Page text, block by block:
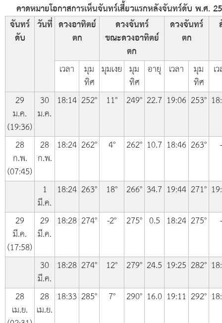
คาดหมายโอกาสการเห็นจันทร์เสี้ยวแรกหลังจันทร์ดับ พ.ศ.
จันทร์
ดับ
วันที่ ดวงอาทิตย์
ตก
ดวงจันทร์
ขณะดวงอาทิตย์
ตก
ดวงจันทร์
ตก
เวลา มุม
ทิศ
มุมเงย มุม
ทิศ
อายุ เวลา มุม
ทิศ
เ
29
ม.ค.
(19:36)
30
ม.ค.
18:14 252° 11° 249° 22.7 19:06 253°
28
ก.พ.
(07:45)
28
ก.พ.
18:24 262° 4° 262° 10.7 18:46 263° -
1
มี.ค.
18:24 263° 18° 266° 34.7 19:44 271°
29
มี.ค.
(17:58)
29
มี.ค.
18:28 274° -2° 275° 0.5 18:24 275° -
30
มี.ค.
18:28 274° 12° 279° 24.5 19:25 282°
28
เม.ย.
28
เม.ย.
18:33 285° 7° 290° 16.0 19:11 292°